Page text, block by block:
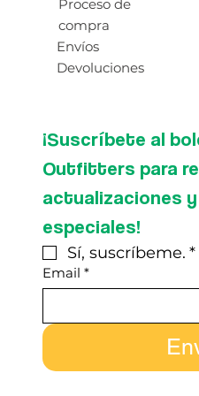
Proceso de
compra
Envíos
Devoluciones
¡Suscríbete al
Outfitters para
actualizaciones
especiales!
Sí, suscríbeme. *
Email *